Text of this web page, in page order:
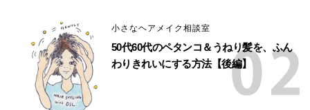
小さなヘアメイク相談室
50代60代のペタンコ＆うねり髪を、ふん
わりきれいにする方法【後編】